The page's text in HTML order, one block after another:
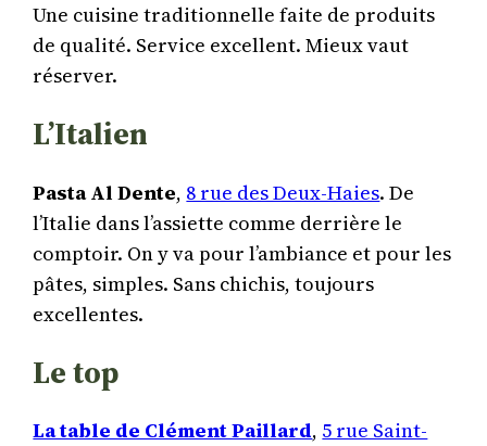
Une cuisine traditionnelle faite de produits
de qualité. Service excellent. Mieux vaut
réserver.
L’Italien
Pasta Al Dente, 8 rue des Deux-Haies. De
l’Italie dans l’assiette comme derrière le
comptoir. On y va pour l’ambiance et pour les
pâtes, simples. Sans chichis, toujours
excellentes.
Le top
La table de Clément Paillard, 5 rue Saint-